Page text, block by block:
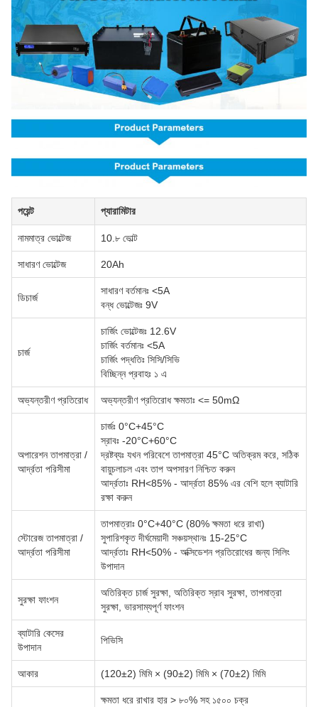
পয়েন্ট প্যারামিটার
নামমাত্র ভোল্টেজ 10.৮ ভোল্ট
সাধারণ ভোল্টেজ 20Ah
ডিচার্জ
সাধারণ বর্তমানঃ <5A
বন্ধ ভোল্টেজঃ 9V
চার্জ
চার্জিং ভোল্টেজঃ 12.6V
চার্জিং বর্তমানঃ <5A
চার্জিং পদ্ধতিঃ সিসি/সিভি
বিচ্ছিন্ন প্রবাহঃ ১ এ
অভ্যন্তরীণ প্রতিরোধ অভ্যন্তরীণ প্রতিরোধ ক্ষমতাঃ <= 50mΩ
অপারেশন তাপমাত্রা /
আর্দ্রতা পরিসীমা
চার্জঃ 0°C+45°C
স্রাবঃ -20°C+60°C
দ্রষ্টব্যঃ যখন পরিবেশে তাপমাত্রা 45°C অতিক্রম করে, সঠিক
বায়ুচলাচল এবং তাপ অপসারণ নিশ্চিত করুন
আর্দ্রতাঃ RH<85% - আর্দ্রতা 85% এর বেশি হলে ব্যাটারি
রক্ষা করুন
স্টোরেজ তাপমাত্রা /
আর্দ্রতা পরিসীমা
তাপমাত্রাঃ 0°C+40°C (80% ক্ষমতা ধরে রাখা)
সুপারিশকৃত দীর্ঘমেয়াদী সঞ্চয়স্থানঃ 15-25°C
আর্দ্রতাঃ RH<50% - অক্সিডেশন প্রতিরোধের জন্য সিলিং
উপাদান
সুরক্ষা ফাংশন
অতিরিক্ত চার্জ সুরক্ষা, অতিরিক্ত স্রাব সুরক্ষা, তাপমাত্রা
সুরক্ষা, ভারসাম্যপূর্ণ ফাংশন
ব্যাটারি কেসের
উপাদান
পিভিসি
আকার (120±2) মিমি × (90±2) মিমি × (70±2) মিমি
ক্ষমতা ধরে রাখার হার > ৮০% সহ ১৫০০ চক্র